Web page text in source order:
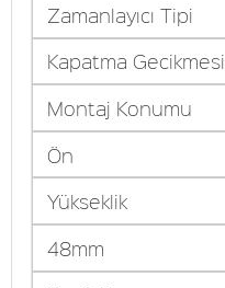
Zamanlayıcı Tipi
Kapatma Gecikmesi
Montaj Konumu
Ön
Yükseklik
48mm